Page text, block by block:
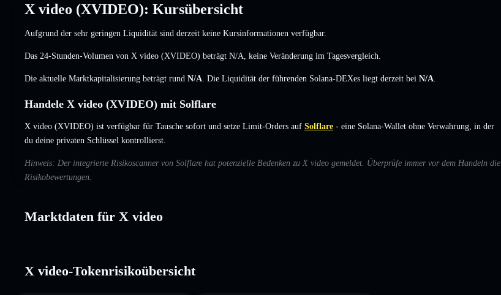
X video (XVIDEO): Kursübersicht
Aufgrund der sehr geringen Liquidität sind derzeit keine Kursinformationen verfügbar.
Das 24-Stunden-Volumen von X video (XVIDEO) beträgt N/A keine Veränderung im Tagesvergleich.
Die aktuelle Marktkapitalisierung beträgt rund N/A . Die Liquidität der führenden Solana-DEXes liegt derzeit bei N/A
Handele X video (XVIDEO) mit Solflare
X video (XVIDEO) ist verfügbar für Tausche sofort und setze Limit-Orders auf Solflare - eine Solana-Wallet ohne Verwahrung, in der
du deine privaten Schlüssel kontrollierst.
Hinweis: Der integrierte Risikoscanner von Solflare hat potenzielle Bedenken zu X video gemeldet. Überprüfe immer vor dem Handeln die
Risikobewertungen.
Marktdaten für X video
X video-Tokenrisikoübersicht